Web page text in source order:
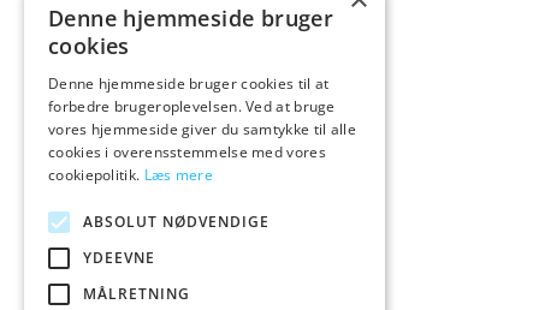
Cyber
(2)
Cyber Mo
Cyber Mon (2)
Cyber Mond (2)
Cyber Monda (2)
Cyber Monday (190)
CyberSkin (2)
(4)
Dame Products (1)
Denne hjemmeside bruger
cookies
Denne hjemmeside bruger cookies til at
forbedre brugeroplevelsen. Ved at bruge
vores hjemmeside giver du samtykke til alle
cookies i overensstemmelse med vores
cookiepolitik. Læs mere
ABSOLUT NØDVENDIGE
YDEEVNE
MÅLRETNING